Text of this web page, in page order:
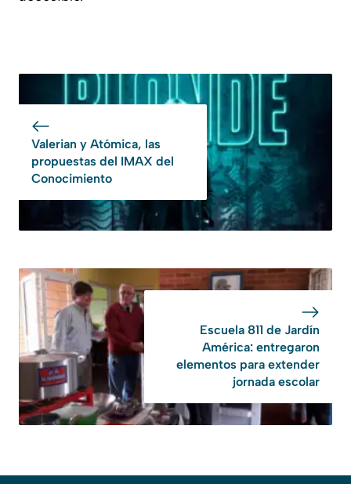
Valerian y Atómica, las
propuestas del IMAX del
Conocimiento
Escuela 811 de Jardín
América: entregaron
elementos para extender
jornada escolar